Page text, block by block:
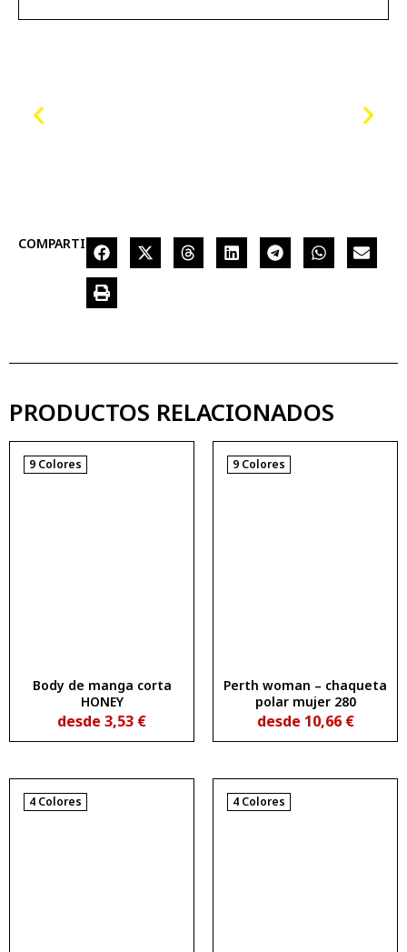
COMPARTIR
PRODUCTOS RELACIONADOS
9 Colores
Body de manga corta
HONEY
desde 3,53 €
9 Colores
Perth woman – chaqueta
polar mujer 280
desde 10,66 €
4 Colores 4 Colores